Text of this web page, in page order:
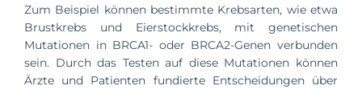
Zum Beispiel können bestimmte Krebsarten, wie etwa
Brustkrebs und Eierstockkrebs, mit genetischen
Mutationen in BRCA1- oder BRCA2-Genen verbunden
sein. Durch das Testen auf diese Mutationen können
Ärzte und Patienten fundierte Entscheidungen über